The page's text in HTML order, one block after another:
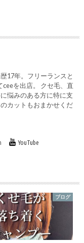
17年。フリーランスと
を出店。 クセ毛、直
悩みのある方に特に支
カットもおまかせくだ
YouTube
ブログ